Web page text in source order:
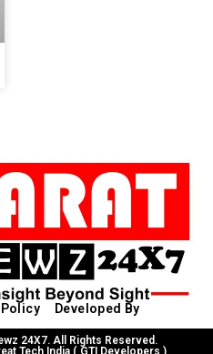
Developed By
24X7. All Rights Reserved.
Tech India ( GTI Developers )